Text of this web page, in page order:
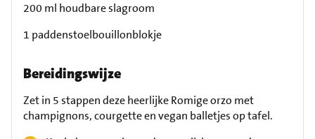
200 ml houdbare slagroom
1 paddenstoelbouillonblokje
Bereidingswijze
Zet in 5 stappen deze heerlijke Romige orzo met
champignons, courgette en vegan balletjes op tafel.